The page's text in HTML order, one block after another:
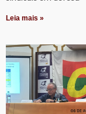
Leia mais »